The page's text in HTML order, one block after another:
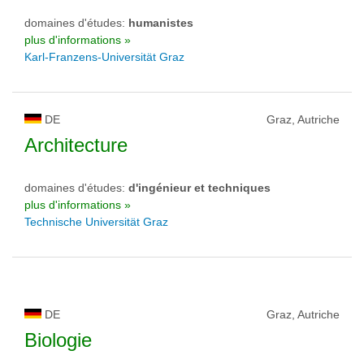
domaines d'études: humanistes
plus d'informations »
Karl-Franzens-Universität Graz
DE Graz, Autriche
Architecture
domaines d'études: d'ingénieur et techniques
plus d'informations »
Technische Universität Graz
DE Graz, Autriche
Biologie